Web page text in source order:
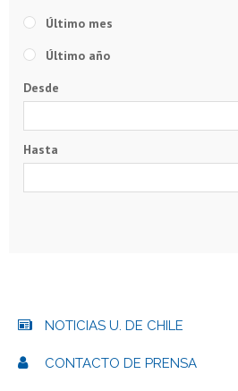
Último mes
Último año
Desde
Hasta
NOTICIAS U. DE CHILE
CONTACTO DE PRENSA